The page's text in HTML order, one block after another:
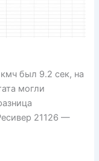
был 9.2 сек, на
могли
21126 —